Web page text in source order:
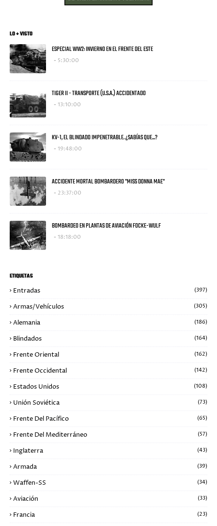
LO + VISTO
ESPECIAL WW2: INVIERNO EN EL FRENTE DEL ESTE
5:30:00
TIGER II - TRANSPORTE (U.S.A.) ACCIDENTADO
13:10:00
KV-1, EL BLINDADO IMPENETRABLE. ¿SABÍAS QUE...?
19:48:00
ACCIDENTE MORTAL BOMBARDERO "MISS DONNA MAE"
23:37:00
BOMBARDEO EN PLANTAS DE AVIACIÓN FOCKE-WULF
18:18:00
ETIQUETAS
Entradas (397)
Armas/Vehículos (305)
Alemania (186)
Blindados (164)
Frente Oriental (162)
Frente Occidental (142)
Estados Unidos (108)
Unión Soviética (73)
Frente Del Pacífico (65)
Frente Del Mediterráneo (57)
Inglaterra (43)
Armada (39)
Waffen-SS (34)
Aviación (33)
Francia (23)